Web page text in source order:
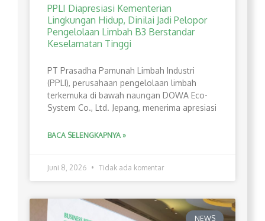
PPLI Diapresiasi Kementerian
Lingkungan Hidup, Dinilai Jadi Pelopor
Pengelolaan Limbah B3 Berstandar
Keselamatan Tinggi
PT Prasadha Pamunah Limbah Industri
(PPLI), perusahaan pengelolaan limbah
terkemuka di bawah naungan DOWA Eco-
System Co., Ltd. Jepang, menerima apresiasi
BACA SELENGKAPNYA »
Juni 8, 2026 Tidak ada komentar
NEWS